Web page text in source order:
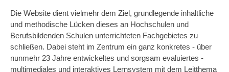
Die Website dient vielmehr dem Ziel, grundlegende inhaltliche
und methodische Lücken dieses an Hochschulen und
Berufsbildenden Schulen unterrichteten Fachgebietes zu
schließen. Dabei steht im Zentrum ein ganz konkretes - über
nunmehr 23 Jahre entwickeltes und sorgsam evaluiertes -
multimediales und interaktives Lernsystem mit dem Leitthema